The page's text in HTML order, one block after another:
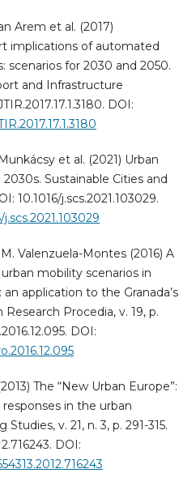
Arem et al. (2017)
implications of automated
scenarios for 2030 and 2050.
and Infrastructure
DOI:
et al. (2021) Urban
Sustainable Cities and
10.1016/j.scs.2021.103029.
Valenzuela-Montes (2016) A
mobility scenarios in
application to the Granada’s
Procedia, v. 19, p.
DOI:
The “New Urban Europe”:
in the urban
v. 21, n. 3, p. 291-315.
DOI: